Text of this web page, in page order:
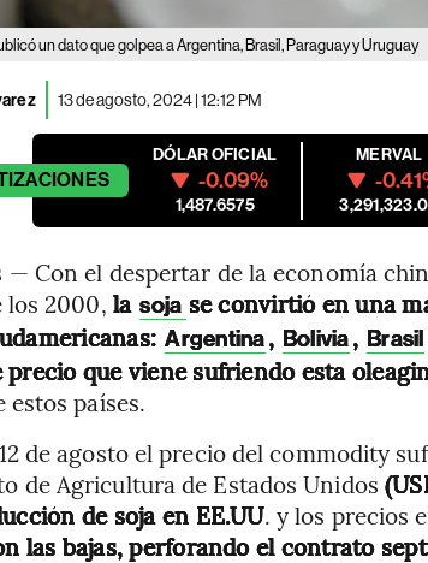
un dato que golpea a Argentina, Brasil, Paraguay y Uruguay
13 de agosto, 2024 | 12:12 PM
DÓLAR OFICIAL
-0.09%
1,487.6575
MERVAL
-
— Con el despertar de la economía
2000, la soja se convirtió en una
Argentina, Bolivia, Brasil
que viene sufriendo esta
países.
de agosto el precio del commodity
de Agricultura de Estados Unidos
de soja en EE.UU. y los precios
las bajas, perforando el contrato